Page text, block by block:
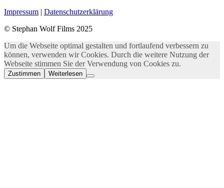
Impressum | Datenschutzerklärung
© Stephan Wolf Films 2025
Um die Webseite optimal gestalten und fortlaufend verbessern zu
können, verwenden wir Cookies. Durch die weitere Nutzung der
Webseite stimmen Sie der Verwendung von Cookies zu.
Zustimmen Weiterlesen